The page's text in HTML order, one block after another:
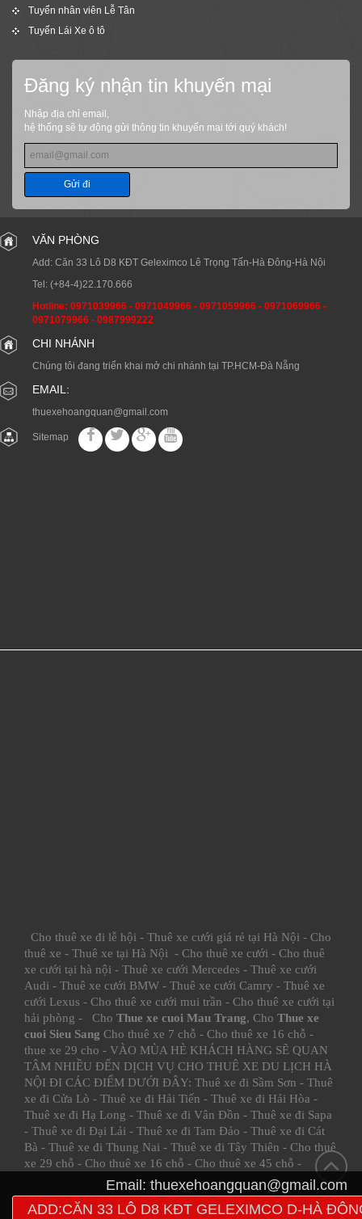
Tuyển nhân viên Lễ Tân
Tuyển Lái Xe ô tô
Đăng ký nhận tin khuyến mại
Nhập địa chỉ email,
hệ thống sẽ tự động gửi thông tin khuyến mại tới quý khách!
Gửi đi
VĂN PHÒNG
Add: Căn 33 Lô D8 KĐT Geleximco Lê Trọng Tấn-Hà Đông-Hà Nội
Tel: (+84-4)22.170.666
Hotline: 0971039966 - 0971049966 - 0971059966 - 0971069966 -
0971079966 - 0987999222
CHI NHÁNH
Chúng tôi đang triển khai mở chi nhánh tại TP.HCM-Đà Nẵng
EMAIL:
thuexehoangquan@gmail.com
Sitemap
Cho thuê xe đi lễ hội - Thuê xe cưới giá rẻ tại Hà Nội - Cho
thuê xe - Thuê xe tại Hà Nội - Cho thuê xe cưới - Cho thuê
xe cưới tại hà nội - Thuê xe cưới Mercedes - Thuê xe cưới
Audi - Thuê xe cưới BMW - Thuê xe cưới Camry - Thuê xe
cưới Lexus - Cho thuê xe cưới mui trần - Cho thuê xe cưới tại
hải phòng - Cho Thue xe cuoi Mau Trang, Cho Thue xe
cuoi Sieu Sang Cho thuê xe 7 chỗ - Cho thuê xe 16 chỗ -
thue xe 29 cho - VÀO MÙA HÈ KHÁCH HÀNG SẼ QUAN
TÂM NHIỀU ĐẾN DỊCH VỤ CHO THUÊ XE DU LỊCH HÀ
NỘI ĐI CÁC ĐIỂM DƯỚI ĐÂY: Thuê xe đi Sầm Sơn - Thuê
xe đi Cửa Lò - Thuê xe đi Hải Tiến - Thuê xe đi Hải Hòa -
Thuê xe đi Hạ Long - Thuê xe đi Vân Đồn - Thuê xe đi Sapa
- Thuê xe đi Đại Lải - Thuê xe đi Tam Đảo - Thuê xe đi Cát
Bà - Thuê xe đi Thung Nai - Thuê xe đi Tây Thiên - Cho thuê
xe 29 chỗ - Cho thuê xe 16 chỗ - Cho thuê xe 45 chỗ -
Email: thuexehoangquan@gmail.com
ADD:CĂN 33 LÔ D8 KĐT GELEXIMCO D-HÀ